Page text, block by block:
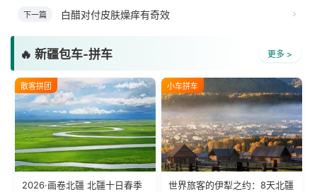
下一篇 白醋对付皮肤燥痒有奇效
🔥 新疆包车-拼车 更多 >
散客拼团
2026·画卷北疆 北疆十日春季
小车拼车
世界旅客的伊犁之约：8天北疆